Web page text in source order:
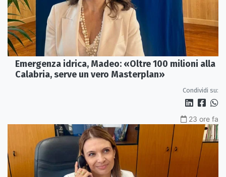
Emergenza idrica, Madeo: «Oltre 100 milioni alla
Calabria, serve un vero Masterplan»
Condividi su:
23 ore fa